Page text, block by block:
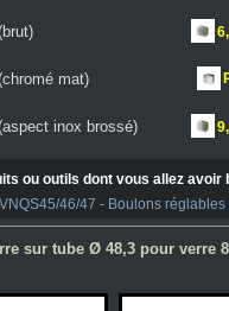
mat)
inox brossé)
ou outils dont vous allez avoir
46/47 - Boulons
sur tube Ø 48,3 pour verre